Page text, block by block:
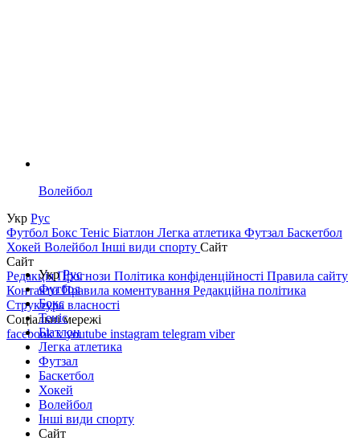
Волейбол
Укр Рус
Футбол Бокс Теніс Біатлон Легка атлетика Футзал Баскетбол
Хокей Волейбол Інші види спорту Сайт
Сайт
РедакціяПрогнози Політика конфіденційності Правила сайту
КонтактиПравила коментування Редакційна політика
Структура власності
Соціальні мережі
facebookxyoutube instagram telegram viber
УкрРус
Футбол
Бокс
Теніс
Біатлон
Легка атлетика
Футзал
Баскетбол
Хокей
Волейбол
Інші види спорту
Сайт